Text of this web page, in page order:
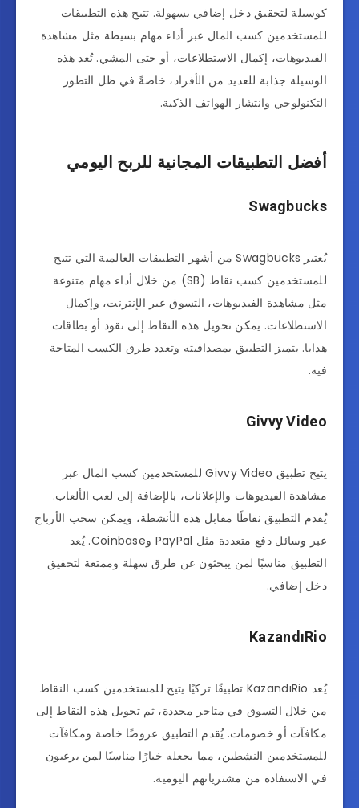
كوسيلة لتحقيق دخل إضافي بسهولة. تتيح هذه التطبيقات
للمستخدمين كسب المال عبر أداء مهام بسيطة مثل مشاهدة
الفيديوهات، إكمال الاستطلاعات، أو حتى المشي. تُعد هذه
الوسيلة جذابة للعديد من الأفراد، خاصةً في ظل التطور
التكنولوجي وانتشار الهواتف الذكية.
أفضل التطبيقات المجانية للربح اليومي
Swagbucks
يُعتبر Swagbucks من أشهر التطبيقات العالمية التي تتيح
للمستخدمين كسب نقاط (SB) من خلال أداء مهام متنوعة
مثل مشاهدة الفيديوهات، التسوق عبر الإنترنت، وإكمال
الاستطلاعات. يمكن تحويل هذه النقاط إلى نقود أو بطاقات
هدايا. يتميز التطبيق بمصداقيته وتعدد طرق الكسب المتاحة
فيه.
Givvy Video
يتيح تطبيق Givvy Video للمستخدمين كسب المال عبر
مشاهدة الفيديوهات والإعلانات، بالإضافة إلى لعب الألعاب.
يُقدم التطبيق نقاطًا مقابل هذه الأنشطة، ويمكن سحب الأرباح
عبر وسائل دفع متعددة مثل PayPal وCoinbase. يُعد
التطبيق مناسبًا لمن يبحثون عن طرق سهلة وممتعة لتحقيق
دخل إضافي.
KazandıRio
يُعد KazandıRio تطبيقًا تركيًا يتيح للمستخدمين كسب النقاط
من خلال التسوق في متاجر محددة، ثم تحويل هذه النقاط إلى
مكافآت أو خصومات. يُقدم التطبيق عروضًا خاصة ومكافآت
للمستخدمين النشطين، مما يجعله خيارًا مناسبًا لمن يرغبون
في الاستفادة من مشترياتهم اليومية.